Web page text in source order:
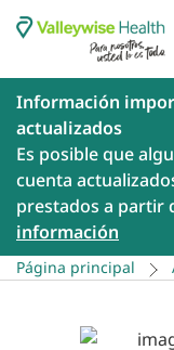
Información
actualizados
Es posible que
cuenta
prestados a partir
información
Página principal